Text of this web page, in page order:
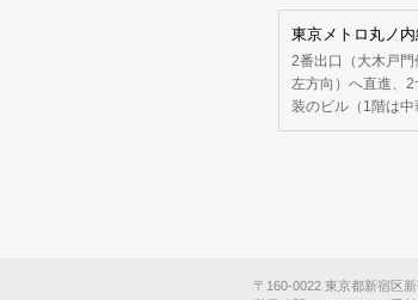
東京メトロ丸ノ
2番出口（大木戸
左方向）へ直進、
装のビル（1階は中
〒160-0022 東京都新宿区